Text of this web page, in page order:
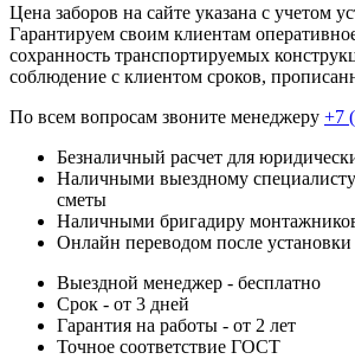
Цена заборов на сайте указана с учетом
Гарантируем своим клиентам
сохранность транспортируемых
соблюдение с клиентом сроков,
По всем вопросам звоните менеджеру +7
Безналичный расчет для
Наличными выездному специалисту
сметы
Наличными бригадиру
Онлайн переводом после установки
Выездной менеджер - бесплатно
Срок - от 3 дней
Гарантия на работы - от 2 лет
Точное соответствие ГОСТ